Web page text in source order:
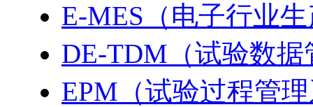
E-MES（电子行业
DE-TDM（试验数据
EPM（试验过程管